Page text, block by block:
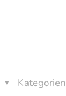
Kategorien